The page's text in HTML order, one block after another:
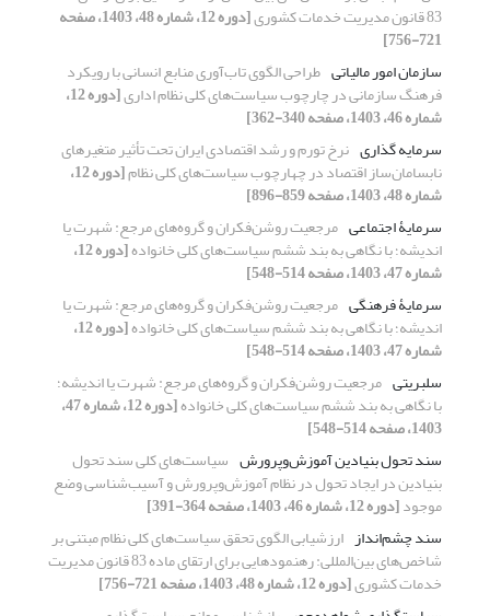
83 قانون مدیریت خدمات کشوری [دوره 12، شماره 48، 1403، صفحه
721-756]
سازمان امور مالیاتی طراحی الگوی تاب‌آوری منابع انسانی با رویکرد
فرهنگ سازمانی در چارچوب سیاست‌های کلی نظام اداری [دوره 12،
شماره 46، 1403، صفحه 340-362]
سرمایه گذاری نرخ تورم و رشد اقتصادی ایران تحت تأثیر متغیرهای
نابسامان‌ساز اقتصاد در چهارچوب سیاست‌های کلی نظام [دوره 12،
شماره 48، 1403، صفحه 859-896]
سرمایۀ اجتماعی مرجعیت روشن‌فکران و گروه‌های مرجع: شهرت یا
اندیشه؛ با نگاهی به بند ششم سیاست‌های کلی خانواده [دوره 12،
شماره 47، 1403، صفحه 514-548]
سرمایۀ فرهنگی مرجعیت روشن‌فکران و گروه‌های مرجع: شهرت یا
اندیشه؛ با نگاهی به بند ششم سیاست‌های کلی خانواده [دوره 12،
شماره 47، 1403، صفحه 514-548]
سلبریتی مرجعیت روشن‌فکران و گروه‌های مرجع: شهرت یا اندیشه؛
با نگاهی به بند ششم سیاست‌های کلی خانواده [دوره 12، شماره 47،
1403، صفحه 514-548]
سند تحول بنیادین آموزش‌وپرورش سیاست‌های کلی سند تحول
بنیادین در ایجاد تحول در نظام آموزش‌وپرورش و آسیب‌شناسی وضع
موجود[دوره 12، شماره 46، 1403، صفحه 364-391]
سند چشم‌انداز ارزشیابی الگوی تحقق سیاست‌های کلی نظام مبتنی بر
شاخص‌های بین‌المللی: رهنمودهایی برای ارتقای ماده 83 قانون مدیریت
خدمات کشوری[دوره 12، شماره 48، 1403، صفحه 721-756]